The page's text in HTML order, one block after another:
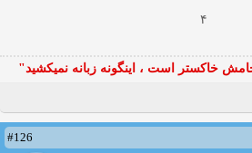
۴
خاكستر است ، اينگونه زبانه نميكشيد"
#126